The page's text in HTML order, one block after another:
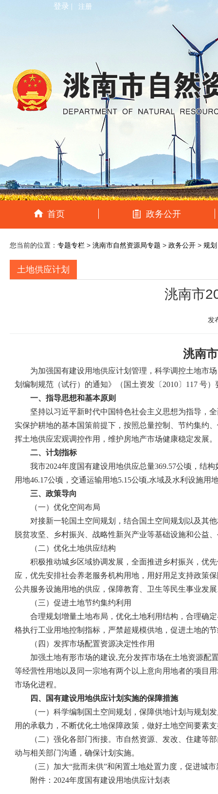
登录 | 注册
首页 政务公开
您当前的位置： 专题专栏 > 洮南市自然资源局专题 > 政务公开 > 规
土地供应计划
洮南市
发
洮南市
为加强国有建设用地供应计划管理，科学调控土地市
划编制规范（试行）的通知》（国土资发〔 2010〕 117 号）
一、指导思想和基本原则
坚持以习近平新时代中国特色社会主义思想为指导，
实保护耕地的基本国策前提下，按照总量控制、节约集约
挥土地供应宏观调控作用，维护房地产市场健康稳定发展。
二、计划指标
我市2024年度国有建设用地供应总量369.57公顷，结构
用地46.17公顷，交通运输用地5.15公顷,水域及水利设施用
三、政策导向
（一）优化空间布局
对接新一轮国土空间规划，结合国土空间规划以及其
脱贫攻坚、乡村振兴、战略性新兴产业等基础设施和公益
（二）优化土地供应结构
积极推动城乡区域协调发展，全面推进乡村振兴，优
应，优先安排社会养老服务机构用地，用好用足支持政策
公共服务设施用地的供应，保障教育、卫生等民生事业发
（三）促进土地节约集约利用
合理规划增量土地布局，优化土地利用结构，合理确
格执行工业用地控制指标，严禁超规模供地，促进土地的
（四）发挥市场配置资源决定性作用
加强土地有形市场的建设,充分发挥市场在土地资源配
等经营性用地以及同一宗地有两个以上意向用地者的项目
市场化进程。
四、国有建设用地供应计划实施的保障措施
（一）科学编制国土空间规划，保障供地计划与规划
用的承载力，不断优化土地保障政策，做好土地空间要素
（二）强化各部门衔接。市自然资源、发改、住建等
动与相关部门沟通，确保计划实施。
（三）加大“批而未供”和闲置土地处置力度，促进城
附件： 2024年度国有建设用地供应计划表